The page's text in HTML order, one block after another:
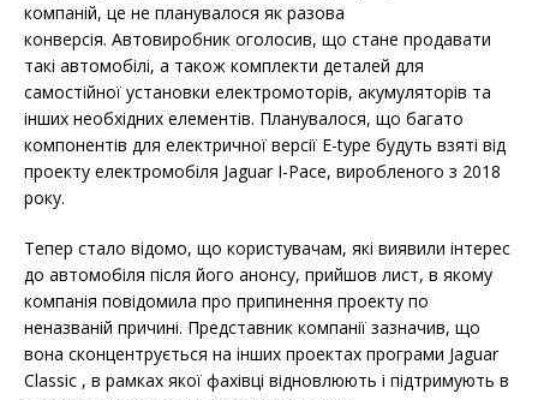
компаній, це не планувалося як разова
конверсія. Автовиробник оголосив, що стане продавати
такі автомобілі, а також комплекти деталей для
самостійної установки електромоторів, акумуляторів та
інших необхідних елементів. Планувалося, що багато
компонентів для електричної версії E-type будуть взяті від
проекту електромобіля Jaguar I-Pace, виробленого з 2018
року.
Тепер стало відомо, що користувачам, які виявили інтерес
до автомобіля після його анонсу, прийшов лист, в якому
компанія повідомила про припинення проекту по
неназваній причині. Представник компанії зазначив, що
вона сконцентрується на інших проектах програми Jaguar
Classic , в рамках якої фахівці відновлюють і підтримують в